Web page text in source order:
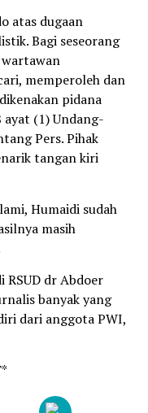
atas dugaan
Bagi seseorang
memperoleh dan
pidana
ayat (1) Undang-
Pers. Pihak
tangan kiri
Humaidi sudah
masih
RSUD dr Abdoer
banyak yang
dari anggota PWI,